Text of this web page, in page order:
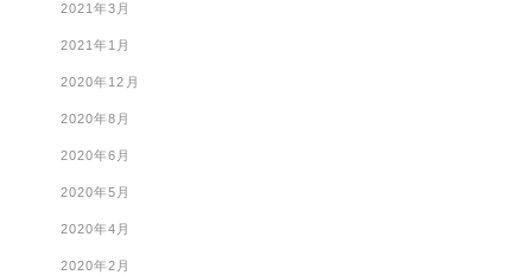
2021年3月
2021年1月
2020年12月
2020年8月
2020年6月
2020年5月
2020年4月
2020年2月